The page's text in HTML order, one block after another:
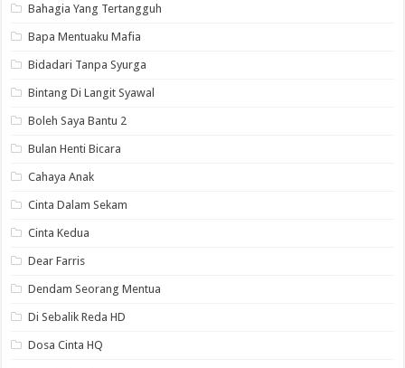
Bahagia Yang Tertangguh
Bapa Mentuaku Mafia
Bidadari Tanpa Syurga
Bintang Di Langit Syawal
Boleh Saya Bantu 2
Bulan Henti Bicara
Cahaya Anak
Cinta Dalam Sekam
Cinta Kedua
Dear Farris
Dendam Seorang Mentua
Di Sebalik Reda HD
Dosa Cinta HQ